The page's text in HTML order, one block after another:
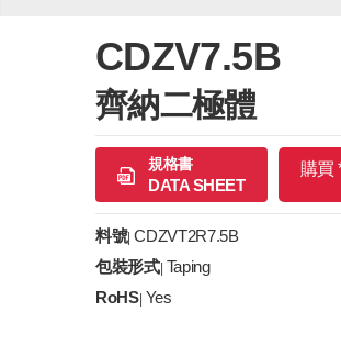
CDZV7.5B
齊納二極體
規格書
DATA SHEET
購買
料號|CDZVT2R7.5B
包裝形式| Taping
RoHS| Yes